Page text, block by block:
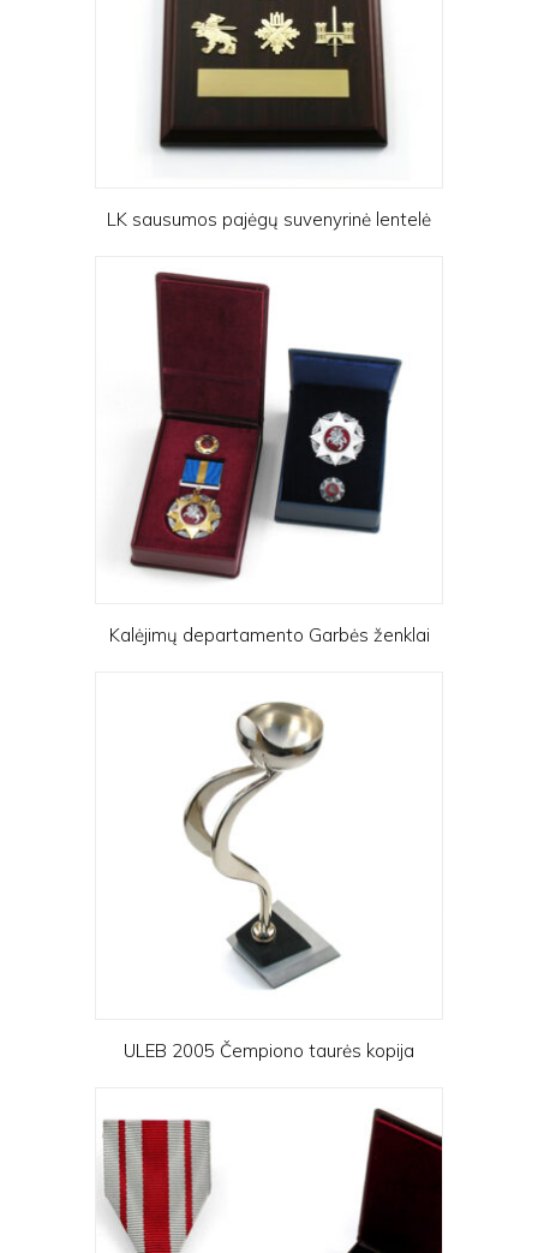
LK sausumos pajėgų suvenyrinė lentelė
Kalėjimų departamento Garbės ženklai
ULEB 2005 Čempiono taurės kopija